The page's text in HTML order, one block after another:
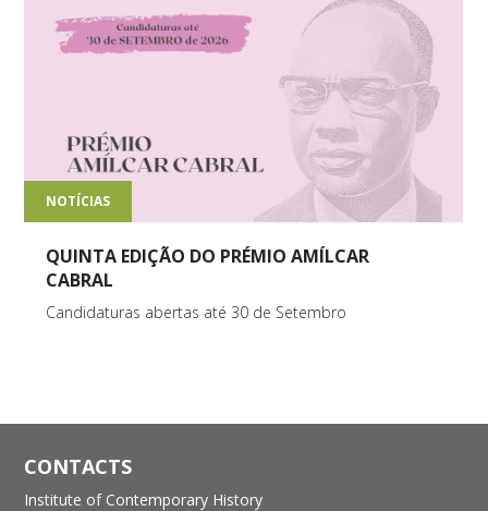
NOTÍCIAS
QUINTA EDIÇÃO DO PRÉMIO AMÍLCAR
CABRAL
Candidaturas abertas até 30 de Setembro
CONTACTS
Institute of Contemporary History